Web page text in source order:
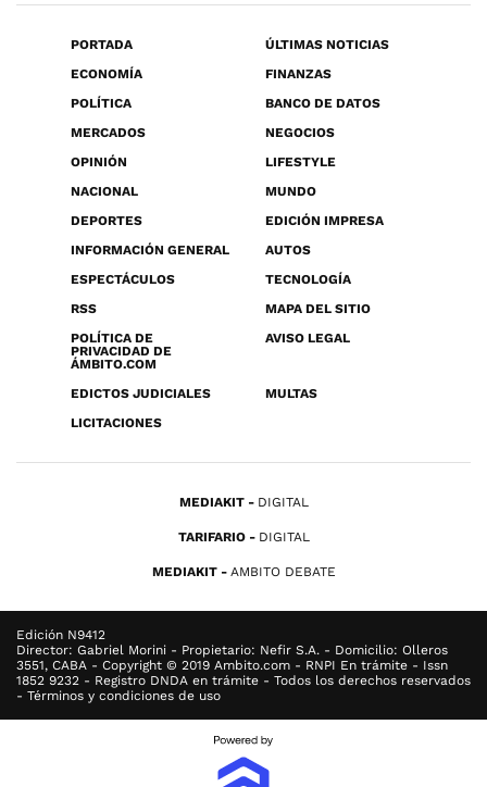
PORTADA
ÚLTIMAS NOTICIAS
ECONOMÍA
FINANZAS
POLÍTICA
BANCO DE DATOS
MERCADOS
NEGOCIOS
OPINIÓN
LIFESTYLE
NACIONAL
MUNDO
DEPORTES
EDICIÓN IMPRESA
INFORMACIÓN GENERAL
AUTOS
ESPECTÁCULOS
TECNOLOGÍA
RSS
MAPA DEL SITIO
POLÍTICA DE
PRIVACIDAD DE
ÁMBITO.COM
AVISO LEGAL
EDICTOS JUDICIALES
MULTAS
LICITACIONES
MEDIAKIT DIGITAL
TARIFARIO DIGITAL
MEDIAKIT AMBITO DEBATE
Edición N9412
Director: Gabriel Morini - Propietario: Nefir S.A. - Domicilio: Olleros
3551, CABA - Copyright © 2019 Ambito.com - RNPI En trámite - Issn
1852 9232 - Registro DNDA en trámite - Todos los derechos reservados
- Términos y condiciones de uso